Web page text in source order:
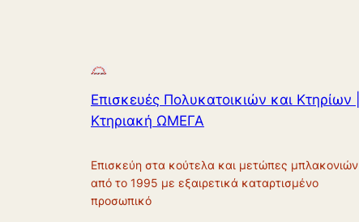
Επισκευές Πολυκατοικιών και Κτηρίων |
Κτηριακή ΩΜΕΓΑ
Επισκεύη στα κούτελα και μετώπες μπλακονιών
από το 1995 με εξαιρετικά καταρτισμένο
προσωπικό